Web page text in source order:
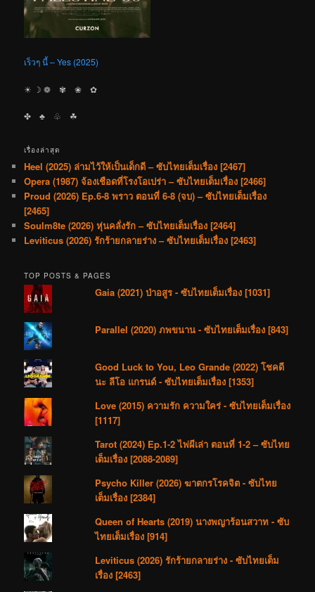
เร็วๆ นี้ – Yes (2025)
☀︎ ☽ ❁ ✾ ❀ ✿
✤ ♣︎ ♧ ☘︎
เรื่องล่าสุด
Heel (2025) ล่ามไว้ให้เป็นเด็กดี – ซับไทยเต็มเรื่อง [2467]
Opera (1987) จ้องเชือดที่โรงโอเปร่า – ซับไทยเต็มเรื่อง [2466]
Proud (2026) Ep.6-8 พราว ตอนที่ 6-8 (จบ) – ซับไทยเต็มเรื่อง
[2465]
Soulm8te (2026) หุ่นคลั่งรัก – ซับไทยเต็มเรื่อง [2464]
Leviticus (2026) รักร้ายกลายร่าง – ซับไทยเต็มเรื่อง [2463]
TOP POSTS & PAGES
Gaia (2021) ป่าอสูร - ซับไทยเต็มเรื่อง [1031]
Parallel (2020) ภพขนาน - ซับไทยเต็มเรื่อง [843]
Good Luck to You, Leo Grande (2022) โชคดี
นะ ลีโอ แกรนด์ - ซับไทยเต็มเรื่อง [1353]
Love (2015) ความรัก ความใคร่ - ซับไทยเต็มเรื่อง
[1117]
Tarot (2024) Ep.1-2 ไพ่ผีเล่า ตอนที่ 1-2 – ซับไทย
เต็มเรื่อง [2088-2089]
Psycho Killer (2026) ฆาตกรโรคจิต - ซับไทย
เต็มเรื่อง [2384]
Queen of Hearts (2019) นางพญาร้อนสวาท - ซับ
ไทยเต็มเรื่อง [914]
Leviticus (2026) รักร้ายกลายร่าง - ซับไทยเต็ม
เรื่อง [2463]